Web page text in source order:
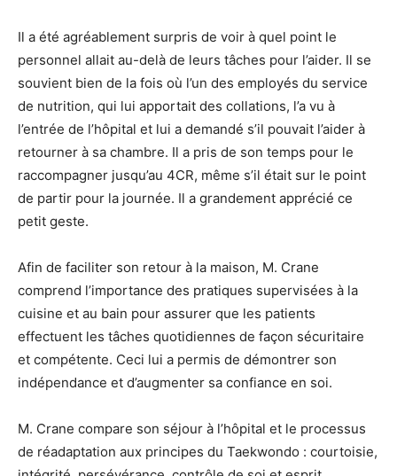
Il a été agréablement surpris de voir à quel point le
personnel allait au-delà de leurs tâches pour l’aider. Il se
souvient bien de la fois où l’un des employés du service
de nutrition, qui lui apportait des collations, l’a vu à
l’entrée de l’hôpital et lui a demandé s’il pouvait l’aider à
retourner à sa chambre. Il a pris de son temps pour le
raccompagner jusqu’au 4CR, même s’il était sur le point
de partir pour la journée. Il a grandement apprécié ce
petit geste.
Afin de faciliter son retour à la maison, M. Crane
comprend l’importance des pratiques supervisées à la
cuisine et au bain pour assurer que les patients
effectuent les tâches quotidiennes de façon sécuritaire
et compétente. Ceci lui a permis de démontrer son
indépendance et d’augmenter sa confiance en soi.
M. Crane compare son séjour à l’hôpital et le processus
de réadaptation aux principes du Taekwondo : courtoisie,